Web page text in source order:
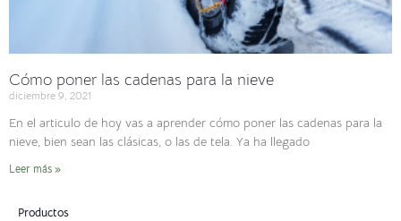
Cómo poner las cadenas para la nieve
diciembre 9, 2021
En el articulo de hoy vas a aprender cómo poner las cadenas para la
nieve, bien sean las clásicas, o las de tela. Ya ha llegado
Leer más »
Productos